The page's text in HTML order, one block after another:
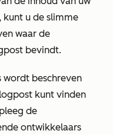
u de slimme
waar de
bevindt.
wordt beschreven
kunt vinden
de
ontwikkelaars